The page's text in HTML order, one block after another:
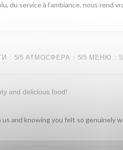
du service à l'ambiance, nous rend
: 5/5 АТМОСФЕРА : 5/5 МЕНЮ : 5
and delicious food!
and knowing you felt so genuinely